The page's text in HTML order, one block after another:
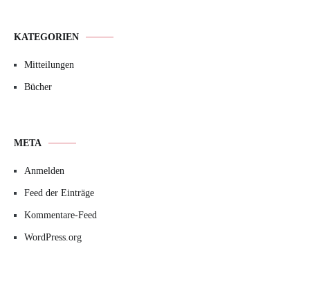
KATEGORIEN
Mitteilungen
Bücher
META
Anmelden
Feed der Einträge
Kommentare-Feed
WordPress.org